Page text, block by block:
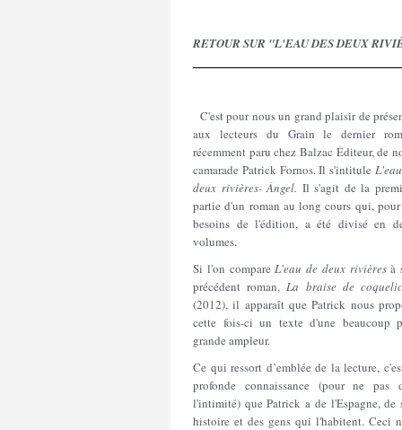
RETOUR SUR "L'EAU DES DEUX
C'est pour nous un grand plaisir de
aux lecteurs du Grain le dernier
récemment paru chez Balzac Éditeur, de
camarade Patrick Fornos. Il s'intitule
deux rivières- Ángel. Il s'agit de la
partie d'un roman au long cours qui,
besoins de l'édition, a été divisé en
volumes.
Si l'on compareL'eau de deux rivièresà
précédent roman,La braise de
(2012), il apparaît que Patrick nous
cette fois-ci un texte d'une beaucoup
grande ampleur.
Ce qui ressort d’emblée de la lecture,
profonde connaissance (pour ne pas
l'intimité) que Patrick a de l'Espagne, de
histoire et des gens qui l'habitent. Ceci